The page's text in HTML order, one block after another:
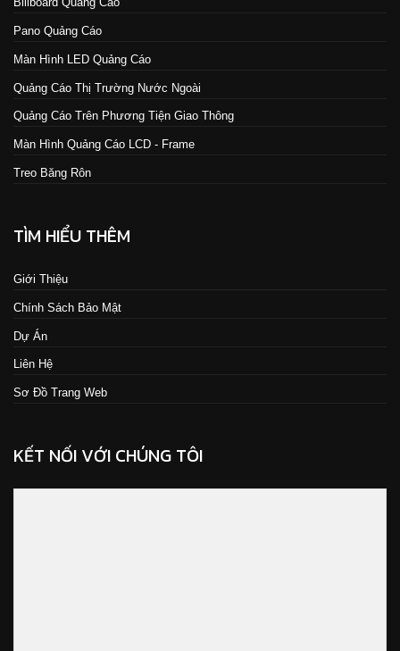
Pano Quảng Cáo
Màn Hình LED Quảng Cáo
Quảng Cáo Thị Trường Nước Ngoài
Quảng Cáo Trên Phương Tiện Giao Thông
Màn Hình Quảng Cáo LCD - Frame
Treo Băng Rôn
TÌM HIỂU THÊM
Giới Thiệu
Chính Sách Bảo Mật
Dự Án
Liên Hệ
Sơ Đồ Trang Web
KẾT NỐI VỚI CHÚNG TÔI